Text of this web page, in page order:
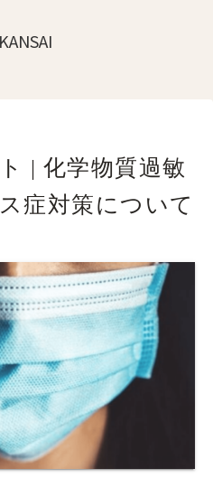
| 化学物質過敏
症対策について